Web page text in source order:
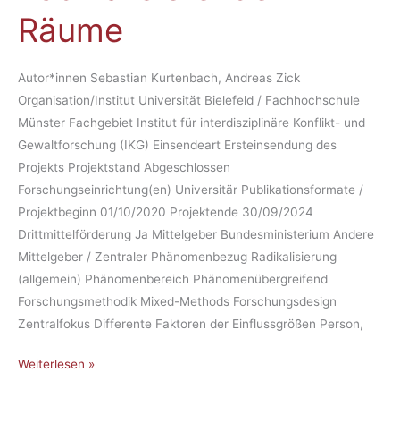
Räume
Autor*innen Sebastian Kurtenbach, Andreas Zick
Organisation/Institut Universität Bielefeld / Fachhochschule
Münster Fachgebiet Institut für interdisziplinäre Konflikt- und
Gewaltforschung (IKG) Einsendeart Ersteinsendung des
Projekts Projektstand Abgeschlossen
Forschungseinrichtung(en) Universitär Publikationsformate /
Projektbeginn 01/10/2020 Projektende 30/09/2024
Drittmittelförderung Ja Mittelgeber Bundesministerium Andere
Mittelgeber / Zentraler Phänomenbezug Radikalisierung
(allgemein) Phänomenbereich Phänomenübergreifend
Forschungsmethodik Mixed-Methods Forschungsdesign
Zentralfokus Differente Faktoren der Einflussgrößen Person,
Weiterlesen »